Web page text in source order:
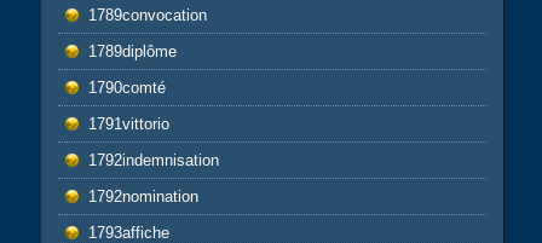
1789convocation
1789diplôme
1790comté
1791vittorio
1792indemnisation
1792nomination
1793affiche